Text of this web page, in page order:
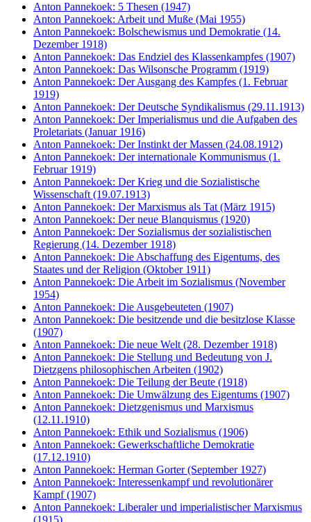
Anton Pannekoek: 5 Thesen (1947)
Anton Pannekoek: Arbeit und Muße (Mai 1955)
Anton Pannekoek: Bolschewismus und Demokratie (14.
Dezember 1918)
Anton Pannekoek: Das Endziel des Klassenkampfes (1907)
Anton Pannekoek: Das Wilsonsche Programm (1919)
Anton Pannekoek: Der Ausgang des Kampfes (1. Februar
1919)
Anton Pannekoek: Der Deutsche Syndikalismus (29.11.1913)
Anton Pannekoek: Der Imperialismus und die Aufgaben des
Proletariats (Januar 1916)
Anton Pannekoek: Der Instinkt der Massen (24.08.1912)
Anton Pannekoek: Der internationale Kommunismus (1.
Februar 1919)
Anton Pannekoek: Der Krieg und die Sozialistische
Wissenschaft (19.07.1913)
Anton Pannekoek: Der Marxismus als Tat (März 1915)
Anton Pannekoek: Der neue Blanquismus (1920)
Anton Pannekoek: Der Sozialismus der sozialistischen
Regierung (14. Dezember 1918)
Anton Pannekoek: Die Abschaffung des Eigentums, des
Staates und der Religion (Oktober 1911)
Anton Pannekoek: Die Arbeit im Sozialismus (November
1954)
Anton Pannekoek: Die Ausgebeuteten (1907)
Anton Pannekoek: Die besitzende und die besitzlose Klasse
(1907)
Anton Pannekoek: Die neue Welt (28. Dezember 1918)
Anton Pannekoek: Die Stellung und Bedeutung von J.
Dietzgens philosophischen Arbeiten (1902)
Anton Pannekoek: Die Teilung der Beute (1918)
Anton Pannekoek: Die Umwälzung des Eigentums (1907)
Anton Pannekoek: Dietzgenismus und Marxismus
(12.11.1910)
Anton Pannekoek: Ethik und Sozialismus (1906)
Anton Pannekoek: Gewerkschaftliche Demokratie
(17.12.1910)
Anton Pannekoek: Herman Gorter (September 1927)
Anton Pannekoek: Interessenkampf und revolutionärer
Kampf (1907)
Anton Pannekoek: Liberaler und imperialistischer Marxismus
(1915)